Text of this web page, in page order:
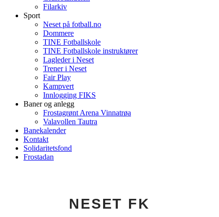
Filarkiv
Sport
Neset på fotball.no
Dommere
TINE Fotballskole
TINE Fotballskole instruktører
Lagleder i Neset
Trener i Neset
Fair Play
Kampvert
Innlogging FIKS
Baner og anlegg
Frostagrønt Arena Vinnatrøa
Valavollen Tautra
Banekalender
Kontakt
Solidaritetsfond
Frostadan
NESET FK